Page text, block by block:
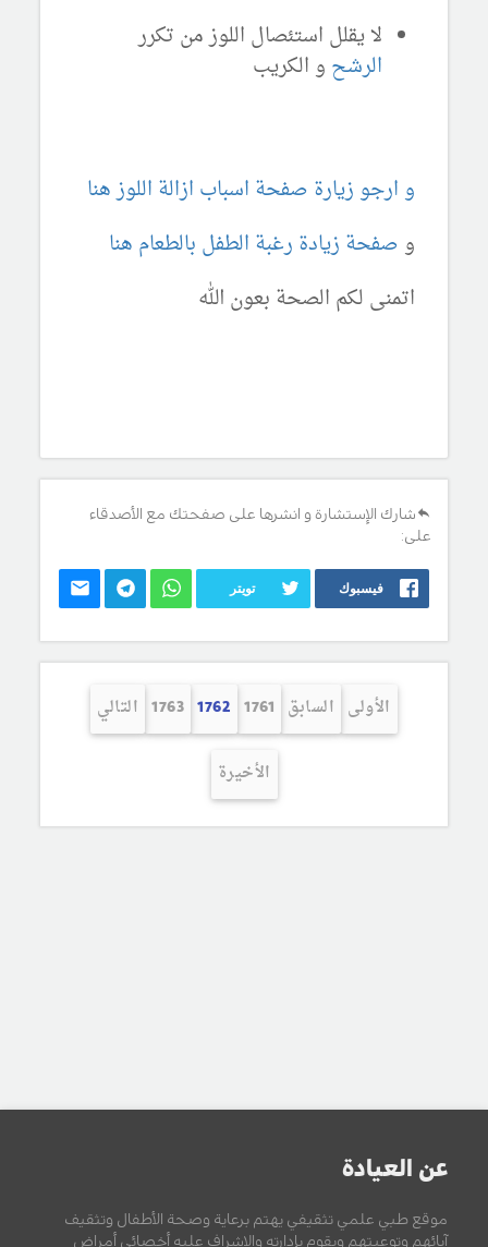
لا يقلل استئصال اللوز من تكرر
الرشح و الكريب
و ارجو زيارة صفحة اسباب ازالة اللوز هنا
و صفحة زيادة رغبة الطفل بالطعام هنا
اتمنى لكم الصحة بعون الله
شارك الإستشارة و انشرها على صفحتك مع الأصدقاء
على:
فيسبوك تويتر
الأولى السابق 1761
1762
1763 التالي
الأخيرة
عن العيادة
موقع طبي علمي تثقيفي يهتم برعاية وصحة الأطفال وتثقيف
آبائهم وتوعيتهم ويقوم بإدارته والإشراف عليه أخصائي أمراض